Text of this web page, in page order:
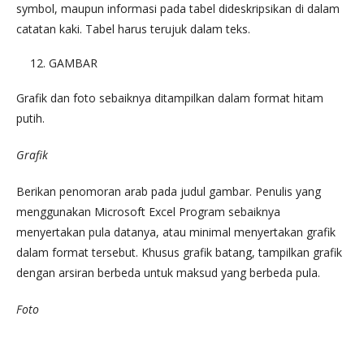
symbol, maupun informasi pada tabel dideskripsikan di dalam
catatan kaki. Tabel harus terujuk dalam teks.
GAMBAR
Grafik dan foto sebaiknya ditampilkan dalam format hitam
putih.
Grafik
Berikan penomoran arab pada judul gambar. Penulis yang
menggunakan Microsoft Excel Program sebaiknya
menyertakan pula datanya, atau minimal menyertakan grafik
dalam format tersebut. Khusus grafik batang, tampilkan grafik
dengan arsiran berbeda untuk maksud yang berbeda pula.
Foto